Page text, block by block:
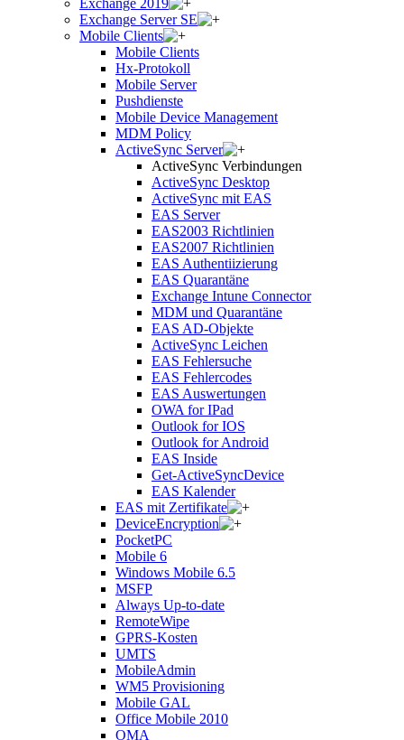
Exchange Server SE
Mobile Clients
Mobile Clients
Hx-Protokoll
Mobile Server
Pushdienste
Mobile Device Management
MDM Policy
ActiveSync Server
ActiveSync Verbindungen
ActiveSync Desktop
ActiveSync mit EAS
EAS Server
EAS2003 Richtlinien
EAS2007 Richtlinien
EAS Authentiizierung
EAS Quarantäne
Exchange Intune Connector
MDM und Quarantäne
EAS AD-Objekte
ActiveSync Leichen
EAS Fehlersuche
EAS Fehlercodes
EAS Auswertungen
OWA for IPad
Outlook for IOS
Outlook for Android
EAS Inside
Get-ActiveSyncDevice
EAS Kalender
EAS mit Zertifikate
DeviceEncryption
PocketPC
Mobile 6
Windows Mobile 6.5
MSFP
Always Up-to-date
RemoteWipe
GPRS-Kosten
UMTS
MobileAdmin
WM5 Provisioning
Mobile GAL
Office Mobile 2010
OMA